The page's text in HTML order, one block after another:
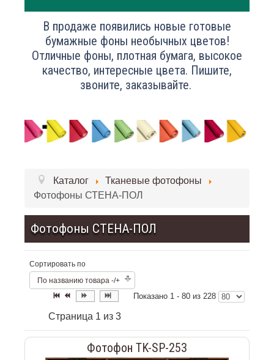
В продаже появились новые готовые
бумажные фоны необычных цветов!
Отличные фоны, плотная бумага, высокое
качество, интересные цвета. Пишите,
звоните, заказывайте.
Каталог
Тканевые фотофоны
Фотофоны СТЕНА-ПОЛ
Фотофоны СТЕНА-ПОЛ
Сортировать по
По названию товара -/+
Показано 1 - 80 из 228
Страница 1 из 3
Фотофон TK-SP-253